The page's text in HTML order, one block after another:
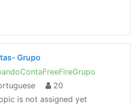
Grupo
20
is not assigned yet